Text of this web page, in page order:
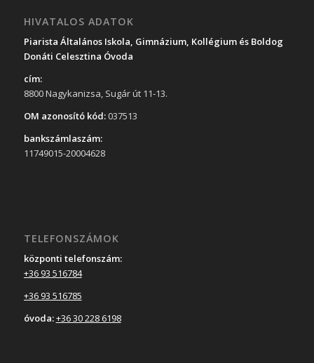
HIVATALOS ADATOK
Piarista Általános Iskola, Gimnázium, Kollégium és Boldog
Donáti Celesztina Óvoda
cím:
8800 Nagykanizsa, Sugár út 11-13.
OM azonosító kód:037513
bankszámlaszám:
11749015-20004628
TELEFONSZÁMOK
központi telefonszám:
+36 93 516784
+36 93 516785
óvoda:+36 30 228 6198